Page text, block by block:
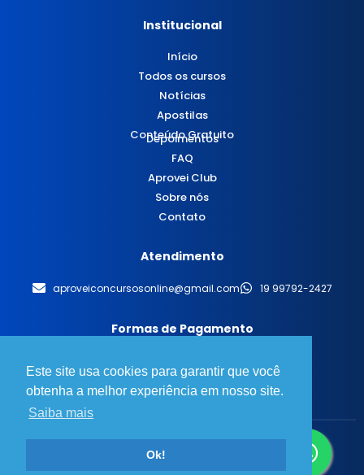
Este site usa cookies para garantir que você
obtenha a melhor experiência em nosso site.
Saiba mais
Ok!
Institucional
Início
Todos os cursos
Notícias
Apostilas
Conteúdo Gratuito
Depoimentos
FAQ
Aprovei Club
Sobre nós
Contato
Atendimento
aproveiconcursosonline@gmail.com 19 99792-2427
Formas de Pagamento
© 2025 Aprovei Concursos - Todos os direitos reservados.